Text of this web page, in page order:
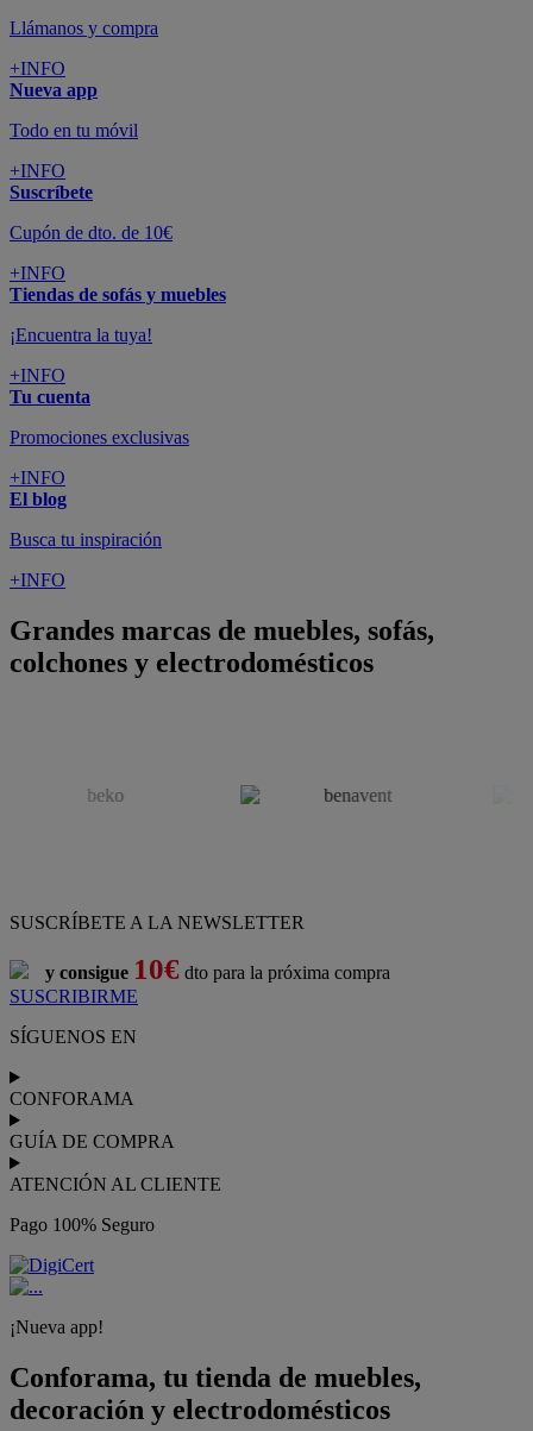
Llámanos y compra
+INFO
Nueva app
Todo en tu móvil
+INFO
Suscríbete
Cupón de dto. de 10€
+INFO
Tiendas de sofás y muebles
¡Encuentra la tuya!
+INFO
Tu cuenta
Promociones exclusivas
+INFO
El blog
Busca tu inspiración
+INFO
Grandes marcas de muebles, sofás,
colchones y electrodomésticos
SUSCRÍBETE A LA NEWSLETTER
y consigue 10€ dto para la próxima compra
SUSCRIBIRME
SÍGUENOS EN
CONFORAMA
GUÍA DE COMPRA
ATENCIÓN AL CLIENTE
Pago 100% Seguro
¡Nueva app!
Conforama, tu tienda de muebles,
decoración y electrodomésticos